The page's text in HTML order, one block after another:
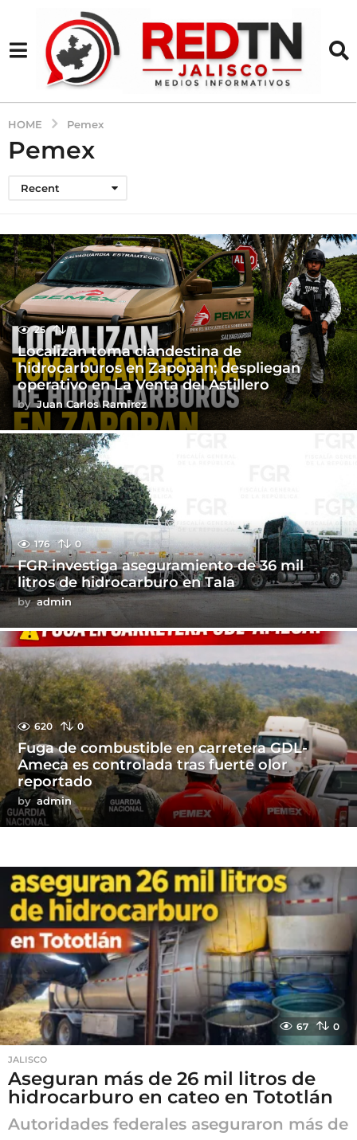
HOME Pemex
Pemex
Recent
25 0
Localizan toma clandestina de
hidrocarburos en Zapopan; despliegan
operativo en La Venta del Astillero
by Juan Carlos Ramirez
176 0
FGR investiga aseguramiento de 36 mil
litros de hidrocarburo en Tala
by admin
620 0
Fuga de combustible en carretera GDL-
Ameca es controlada tras fuerte olor
reportado
by admin
67 0
JALISCO
Aseguran más de 26 mil litros de
hidrocarburo en cateo en Tototlán
Autoridades federales aseguraron más de